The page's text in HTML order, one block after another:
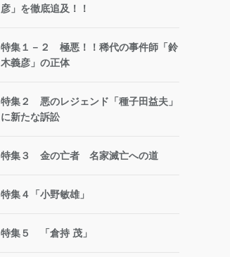
彦」を徹底追及！！
特集１－２ 極悪！！稀代の事件師「鈴
木義彦」の正体
特集２ 悪のレジェンド「種子田益夫」
に新たな訴訟
特集３ 金の亡者 名家滅亡への道
特集４「小野敏雄」
特集５ 「倉持 茂」